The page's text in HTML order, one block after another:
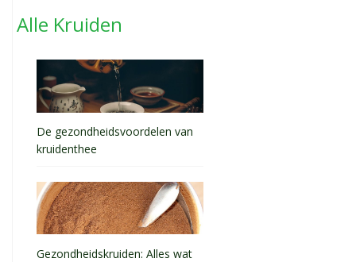
Alle Kruiden
De gezondheidsvoordelen van
kruidenthee
Gezondheidskruiden: Alles wat